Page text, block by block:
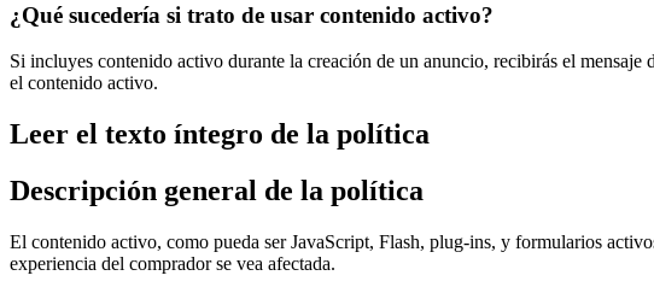
¿Qué sucedería si trato de usar contenido activo?
Si incluyes contenido activo durante la creación de un anuncio, recibirás el
el contenido activo.
Leer el texto íntegro de la política
Descripción general de la política
El contenido activo, como pueda ser JavaScript, Flash, plug-ins, y formularios
experiencia del comprador se vea afectada.